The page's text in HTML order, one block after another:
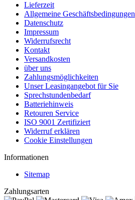
Lieferzeit
Allgemeine Geschäftsbedingungen
Datenschutz
Impressum
Widerrufsrecht
Kontakt
Versandkosten
über uns
Zahlungsmöglichkeiten
Unser Leasingangebot für Sie
Sprechstundenbedarf
Batteriehinweis
Retouren Service
ISO 9001 Zertifiziert
Widerruf erklären
Cookie Einstellungen
Informationen
Sitemap
Zahlungsarten